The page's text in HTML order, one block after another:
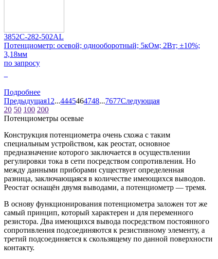
3852C-282-502AL
Потенциометр: осевой; однооборотный; 5кОм; 2Вт; ±10%;
3,18мм
по запросу
Подробнее
Предыдущая1 2...4445464748...7677Следующая
20 50 100 200
Потенциометры осевые
Конструкция потенциометра очень схожа с таким
специальным устройством, как реостат, основное
предназначение которого заключается в осуществлении
регулировки тока в сети посредством сопротивления. Но
между данными приборами существует определенная
разница, заключающаяся в количестве имеющихся выводов.
Реостат оснащён двумя выводами, а потенциометр — тремя.
В основу функционирования потенциометра заложен тот же
самый принцип, который характерен и для переменного
резистора. Два имеющихся вывода посредством постоянного
сопротивления подсоединяются к резистивному элементу, а
третий подсоединяется к скользящему по данной поверхности
контакту.